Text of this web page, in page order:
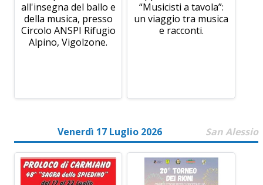
all'insegna del ballo e
della musica, presso
Circolo ANSPI Rifugio
Alpino, Vigolzone.
“Musicisti a tavola”:
un viaggio tra musica
e racconti.
Venerdì 17 Luglio 2026 San Alessio